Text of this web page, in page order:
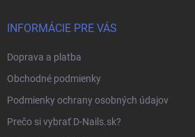
INFORMÁCIE PRE VÁS
Doprava a platba
Obchodné podmienky
Podmienky ochrany osobných údajov
Prečo si vybrať D-Nails.sk?